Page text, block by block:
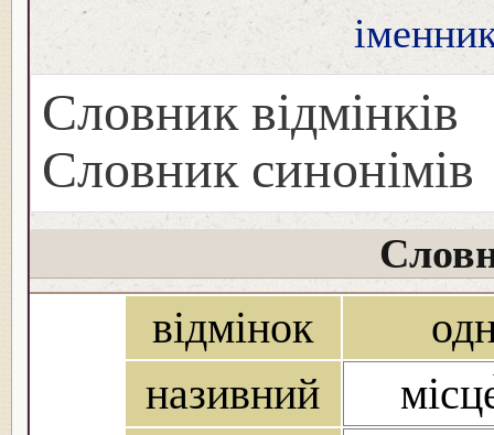
Словник відмінків
Словник синонімів
відмінок
називний